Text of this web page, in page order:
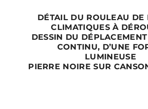
DÉTAIL DU ROULEAU DE
CLIMATIQUES À
DESSIN DU
CONTINU, D’UNE
LUMINEUSE
PIERRE NOIRE SUR